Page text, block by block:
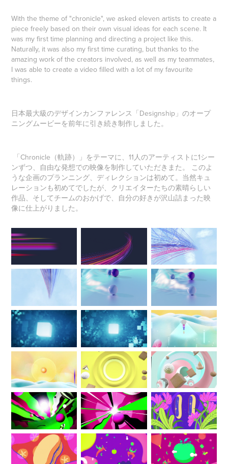
With the theme of "chronicle", we asked eleven artists to create a
piece freely based on their own visual ideas for each scene. It
was my first time planning and directing a project like this.
Naturally, it was also my first time curating, but thanks to the
amazing work of the creators involved, as well as my teammates,
I was able to create a video filled with a lot of my favourite
things.
日本最大級のデザインカンファレンス「Designship」のオープ
ニングムービーを前年に引き続き制作しました。
「Chronicle（軌跡）」をテーマに、11人のアーティストに1シー
ンずつ、自由な発想での映像を制作していただきまた。 このよ
うな企画のプランニング、ディレクションは初めて。当然キュ
レーションも初めてでしたが、クリエイターたちの素晴らしい
作品、そしてチームのおかげで、自分の好きが沢山詰まった映
像に仕上がりました。